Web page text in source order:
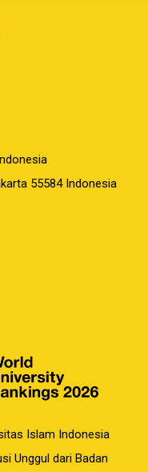
55584 Indonesia
Islam Indonesia
Unggul dari Badan